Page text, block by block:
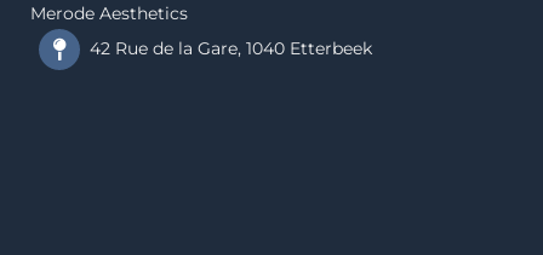
Merode Aesthetics
42 Rue de la Gare, 1040 Etterbeek